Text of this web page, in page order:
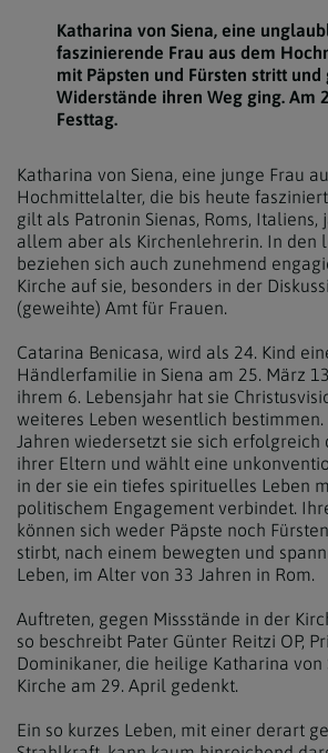
Katharina von Siena, eine
faszinierende Frau aus dem
mit Päpsten und Fürsten stritt
Widerstände ihren Weg ging. Am
Festtag.
Katharina von Siena, eine junge Frau
Hochmittelalter, die bis heute
gilt als Patronin Sienas, Roms, Italiens,
allem aber als Kirchenlehrerin. In den
beziehen sich auch zunehmend
Kirche auf sie, besonders in der
(geweihte) Amt für Frauen.
Catarina Benicasa, wird als 24. Kind
Händlerfamilie in Siena am 25. März
ihrem 6. Lebensjahr hat sie
weiteres Leben wesentlich
Jahren wiedersetzt sie sich
ihrer Eltern und wählt eine
in der sie ein tiefes spirituelles Leben
politischem Engagement verbindet.
können sich weder Päpste noch
stirbt, nach einem bewegten und
Leben, im Alter von 33 Jahren in Rom.
Auftreten, gegen Missstände in der
so beschreibt Pater Günter Reitzi OP,
Dominikaner, die heilige Katharina von
Kirche am 29. April gedenkt.
Ein so kurzes Leben, mit einer derart